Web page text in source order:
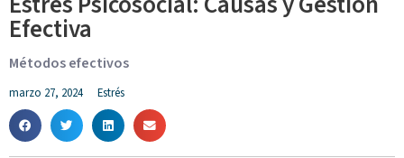
Efectiva
Métodos efectivos
marzo 27, 2024 Estrés